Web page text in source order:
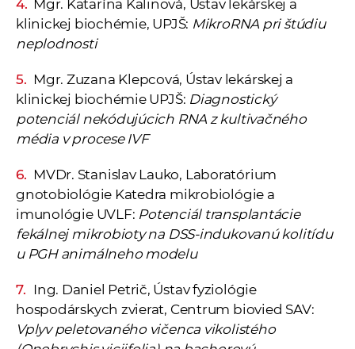
Mgr. Katarína Kalinová, Ústav lekárskej a
klinickej biochémie, UPJŠ: MikroRNA pri štúdiu
neplodnosti
Mgr. Zuzana Klepcová, Ústav lekárskej a
klinickej biochémie UPJŠ: Diagnostický
potenciál nekódujúcich RNA z kultivačného
média v procese IVF
MVDr. Stanislav Lauko, Laboratórium
gnotobiológie Katedra mikrobiológie a
imunológie UVLF: Potenciál transplantácie
fekálnej mikrobioty na DSS-indukovanú kolitídu
u PGH animálneho modelu
Ing. Daniel Petrič, Ústav fyziológie
hospodárskych zvierat, Centrum biovied SAV:
Vplyv peletovaného vičenca vikolistého